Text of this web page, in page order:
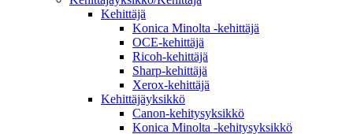
Kehittäjä
Konica Minolta -kehittäjä
OCE-kehittäjä
Ricoh-kehittäjä
Sharp-kehittäjä
Xerox-kehittäjä
Kehittäjäyksikkö
Canon-kehitysyksikkö
Konica Minolta -kehitysyksikkö